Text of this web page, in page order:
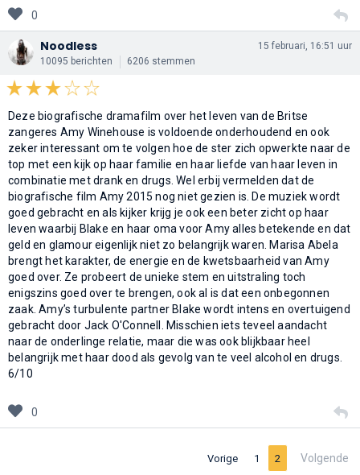
0
Noodless
10095 berichten 6206 stemmen
15 februari, 16:51 uur
Deze biografische dramafilm over het leven van de Britse
zangeres Amy Winehouse is voldoende onderhoudend en ook
zeker interessant om te volgen hoe de ster zich opwerkte naar de
top met een kijk op haar familie en haar liefde van haar leven in
combinatie met drank en drugs. Wel erbij vermelden dat de
biografische film Amy 2015 nog niet gezien is. De muziek wordt
goed gebracht en als kijker krijg je ook een beter zicht op haar
leven waarbij Blake en haar oma voor Amy alles betekende en dat
geld en glamour eigenlijk niet zo belangrijk waren. Marisa Abela
brengt het karakter, de energie en de kwetsbaarheid van Amy
goed over. Ze probeert de unieke stem en uitstraling toch
enigszins goed over te brengen, ook al is dat een onbegonnen
zaak. Amy’s turbulente partner Blake wordt intens en overtuigend
gebracht door Jack O'Connell. Misschien iets teveel aandacht
naar de onderlinge relatie, maar die was ook blijkbaar heel
belangrijk met haar dood als gevolg van te veel alcohol en drugs.
6/10
0
Vorige 1 2 Volgende